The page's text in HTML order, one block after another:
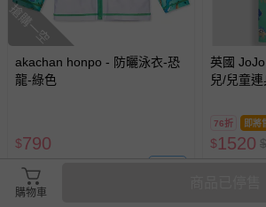
搶購一空
akachan honpo - 防曬泳衣-恐
龍-綠色
$790
已售出 4
英國
兒/兒童
76折 即將
$1520 $
購物車